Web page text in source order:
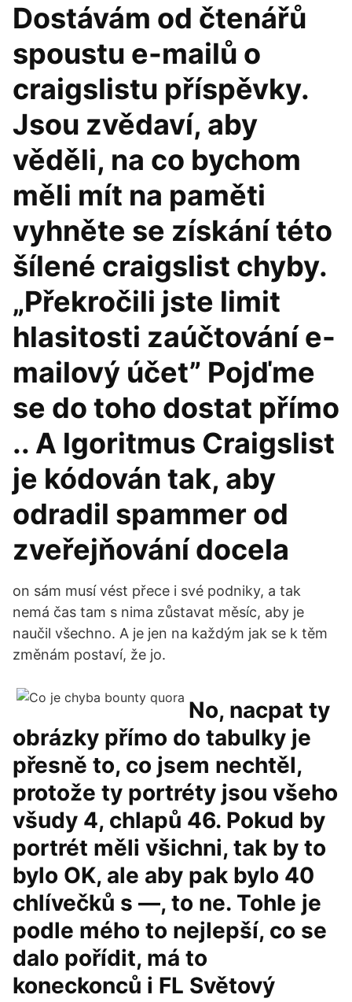
Dostávám od čtenářů
spoustu e-mailů o
craigslistu příspěvky.
Jsou zvědaví, aby
věděli, na co bychom
měli mít na paměti
vyhněte se získání této
šílené craigslist chyby.
„Překročili jste limit
hlasitosti zaúčtování e-
mailový účet” Pojďme
se do toho dostat přímo
.. A lgoritmus Craigslist
je kódován tak, aby
odradil spammer od
zveřejňování docela
on sám musí vést přece i své podniky, a tak
nemá čas tam s nima zůstavat měsíc, aby je
naučil všechno. A je jen na každým jak se k těm
změnám postaví, že jo.
No, nacpat ty
obrázky přímo do tabulky je
přesně to, co jsem nechtěl,
protože ty portréty jsou všeho
všudy 4, chlapů 46. Pokud by
portrét měli všichni, tak by to
bylo OK, ale aby pak bylo 40
chlívečků s —, to ne. Tohle je
podle mého to nejlepší, co se
dalo pořídit, má to
koneckonců i FL Světový